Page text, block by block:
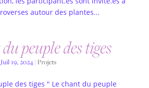
autour des plantes...
peuple des tiges
Juil 19, 2024| Projets
des tiges " Le chant du peuple